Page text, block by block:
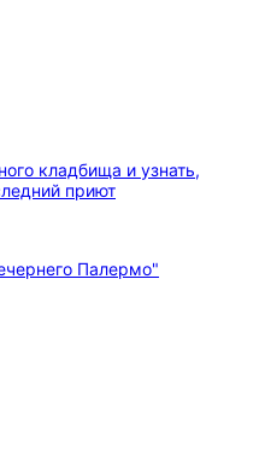
кладбища и узнать,
приют